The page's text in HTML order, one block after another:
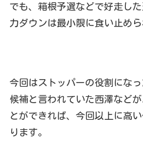
でも、箱根予選などで好走し
力ダウンは最小限に食い止めら
今回はストッパーの役割にな
候補と言われていた西澤など
とができれば、今回以上に高
ります。